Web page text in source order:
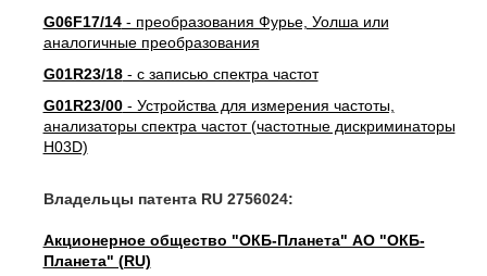
G06F17/14- преобразования Фурье, Уолша или
аналогичные преобразования
G01R23/18- с записью спектра частот
G01R23/00- Устройства для измерения частоты,
анализаторы спектра частот (частотные дискриминаторы
H03D)
Владельцы патента RU 2756024:
Акционерное общество "ОКБ-Планета" АО "ОКБ-
Планета" (RU)